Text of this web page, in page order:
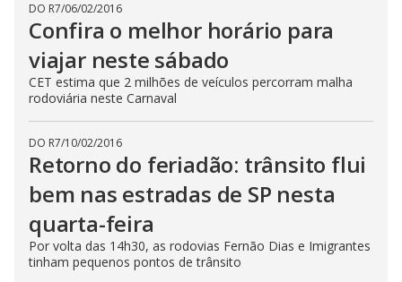
DO R7/06/02/2016
Confira o melhor horário para
viajar neste sábado
CET estima que 2 milhões de veículos percorram malha
rodoviária neste Carnaval
DO R7/10/02/2016
Retorno do feriadão: trânsito flui
bem nas estradas de SP nesta
quarta-feira
Por volta das 14h30, as rodovias Fernão Dias e Imigrantes
tinham pequenos pontos de trânsito